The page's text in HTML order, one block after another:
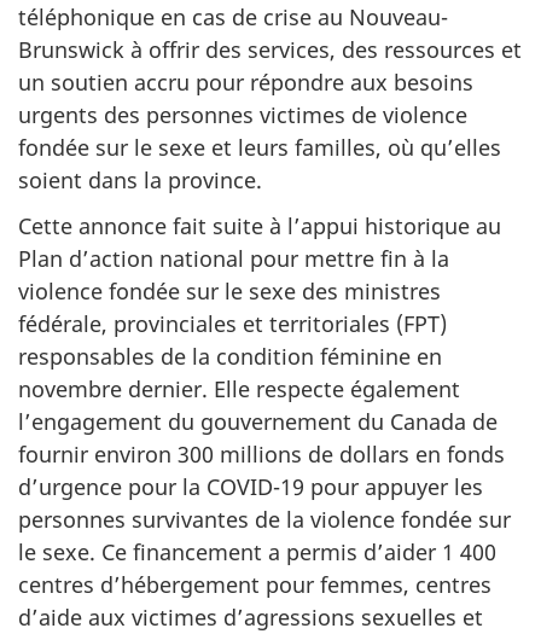
téléphonique en cas de crise au Nouveau-
Brunswick à offrir des services, des ressources et
un soutien accru pour répondre aux besoins
urgents des personnes victimes de violence
fondée sur le sexe et leurs familles, où qu’elles
soient dans la province.
Cette annonce fait suite à l’appui historique au
Plan d’action national pour mettre fin à la
violence fondée sur le sexe des ministres
fédérale, provinciales et territoriales (FPT)
responsables de la condition féminine en
novembre dernier. Elle respecte également
l’engagement du gouvernement du Canada de
fournir environ 300 millions de dollars en fonds
d’urgence pour la COVID-19 pour appuyer les
personnes survivantes de la violence fondée sur
le sexe. Ce financement a permis d’aider 1 400
centres d’hébergement pour femmes, centres
d’aide aux victimes d’agressions sexuelles et